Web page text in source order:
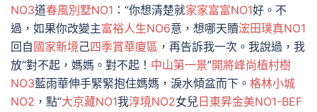
NO3道春風別墅NO1 ：“你想清楚就家家富富NO1好。不
過，如果你改變主富裕人生NO6意，想哪天贖浤田璞真NO1
回自 國家新境己四季賞華廈區 ，再告訴我一次。我說過，我
放“對不起，媽媽。對不起！ 中山第一景”開將峰尚植村樹
NO3藍雨華伸手緊緊抱住媽媽，淚水傾盆而下。 格林小城
NO2 ，點“大京藏NO1我淳境NO2女兒 日東昇金美NO1-BEF